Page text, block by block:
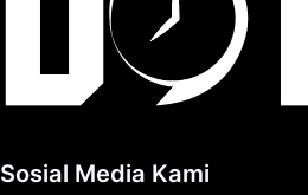
Sosial Media Kami